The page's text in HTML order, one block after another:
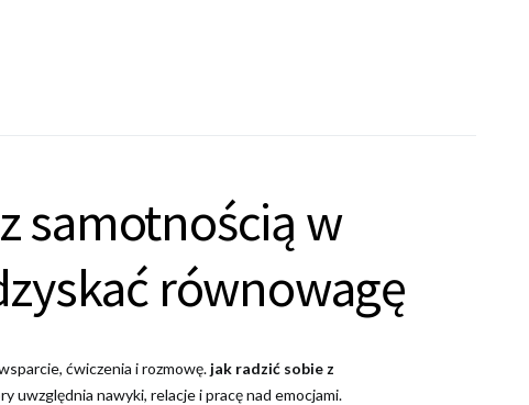
samotnością w
równowagę
ćwiczenia i rozmowę. jak radzić sobie z
uwzględnia nawyki, relacje i pracę nad emocjami.